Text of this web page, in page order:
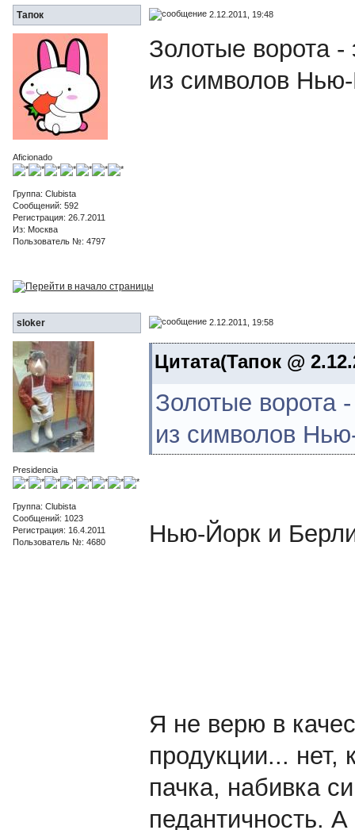
Тапок 2.12.2011, 19:48
Aficionado
Группа: Clubista
Сообщений: 592
Регистрация: 26.7.2011
Из: Москва
Пользователь №: 4797
Золотые ворота
из символов
sloker 2.12.2011, 19:58
Presidencia
Группа: Clubista
Сообщений: 1023
Регистрация: 16.4.2011
Пользователь №: 4680
Цитата(Тапок @
Золотые ворота
из символов
Нью-Йорк и
Я не верю в
продукции... нет,
пачка, набивка
педантичность.